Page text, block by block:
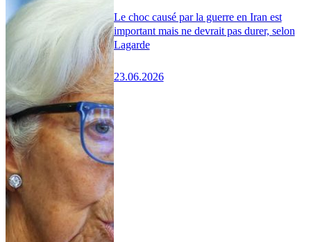
Le choc causé par la guerre en Iran est
important mais ne devrait pas durer, selon
Lagarde
23.06.2026